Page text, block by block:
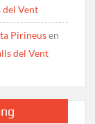
del Vent
Pirineusen
del Vent